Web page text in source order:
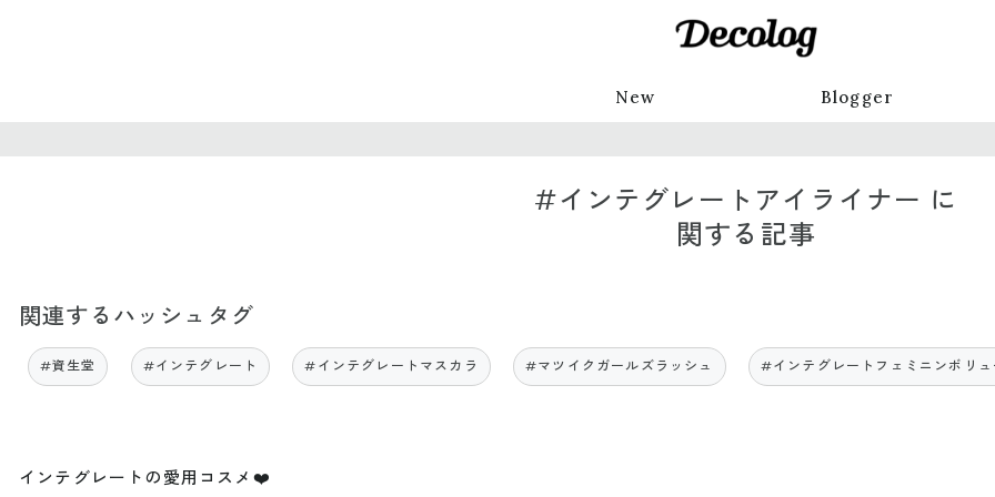
New Blogger
#インテグレートアイライナー に
関する記事
関連するハッシュタグ
#資生堂 #インテグレート #インテグレートマスカラ #マツイクガールズラッシュ #インテグレートフェミニンボリュ
インテグレートの愛用コスメ❤️